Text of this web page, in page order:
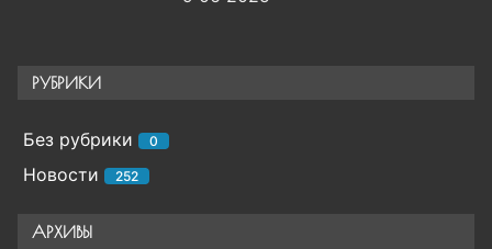
РУБРИКИ
Без рубрики 0
Новости 252
АРХИВЫ